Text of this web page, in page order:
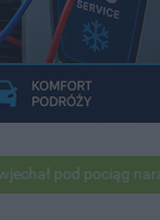
pod pociąg